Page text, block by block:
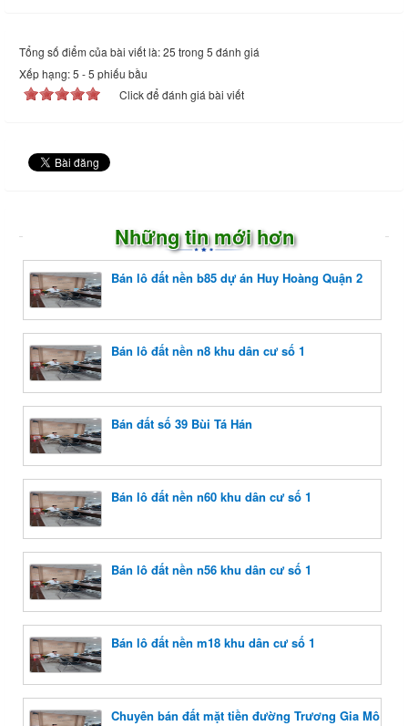
Tổng số điểm của bài viết là: 25 trong 5 đánh giá
Xếp hạng:5 -5 phiếu bầu
Click để đánh giá bài viết
Những tin mới hơn
Bán lô đất nền b85 dự án Huy Hoàng Quận 2
Bán lô đất nền n8 khu dân cư số 1
Bán đất số 39 Bùi Tá Hán
Bán lô đất nền n60 khu dân cư số 1
Bán lô đất nền n56 khu dân cư số 1
Bán lô đất nền m18 khu dân cư số 1
Chuyên bán đất mặt tiền đường Trương Gia Mô